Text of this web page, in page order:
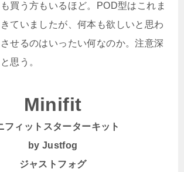
買う方もいるほど。POD型はこれま
ていましたが、何本も欲しいと思わ
せるのはいったい何なのか。注意深
思う。
Minifit
フィットスターターキット
by Justfog
ジャストフォグ